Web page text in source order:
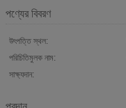
পণ্যের বিবরণ
উৎপত্তি স্থল:
পরিচিতিমুলক নাম:
সাক্ষ্যদান: